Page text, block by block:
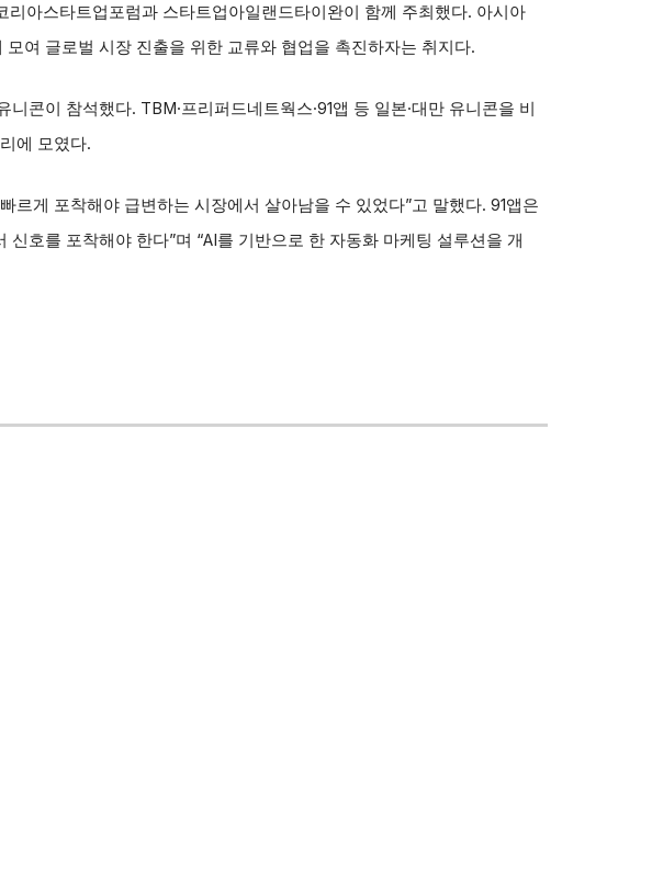
아스타트업포럼과 스타트업아일랜드타이완이 함께 주최했다. 아시아
여 글로벌 시장 진출을 위한 교류와 협업을 촉진하자는 취지다.
콘이 참석했다. TBM·프리퍼드네트웍스·91앱 등 일본·대만 유니콘을 비
에 모였다.
게 포착해야 급변하는 시장에서 살아남을 수 있었다”고 말했다. 91앱은
호를 포착해야 한다”며 “AI를 기반으로 한 자동화 마케팅 설루션을 개